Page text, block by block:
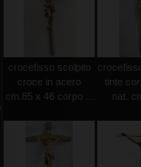
crocefisso scolpito
croce in acero
cm.85 x 46 corpo ...
tinte
nat.